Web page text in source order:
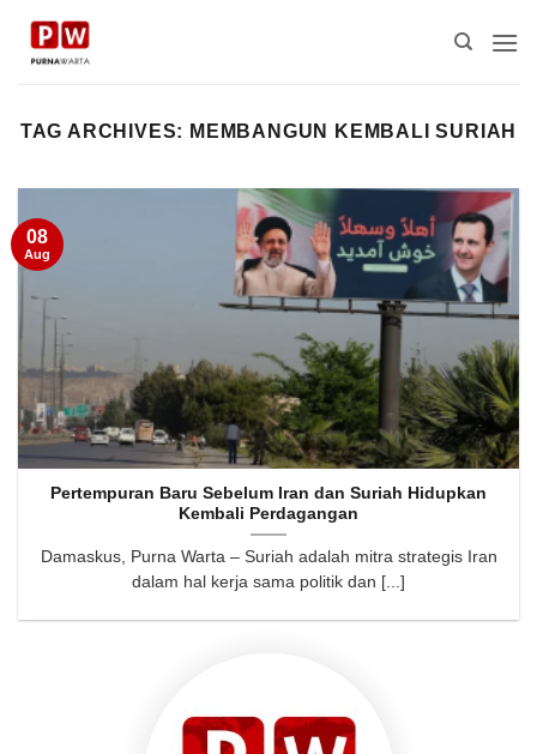
TAG ARCHIVES: MEMBANGUN KEMBALI SURIAH
Pertempuran Baru Sebelum Iran dan Suriah Hidupkan
Kembali Perdagangan
Damaskus, Purna Warta – Suriah adalah mitra strategis Iran
dalam hal kerja sama politik dan [...]
08
Aug